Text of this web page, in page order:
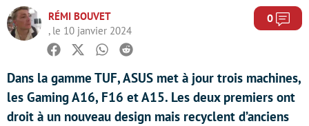
RÉMI BOUVET
, le 10 janvier 2024
0
Facebook
TwitterWhatsapp
Reddit
Dans la gamme TUF, ASUS met à jour trois machines,
les Gaming A16, F16 et A15. Les deux premiers ont
droit à un nouveau design mais recyclent d’anciens